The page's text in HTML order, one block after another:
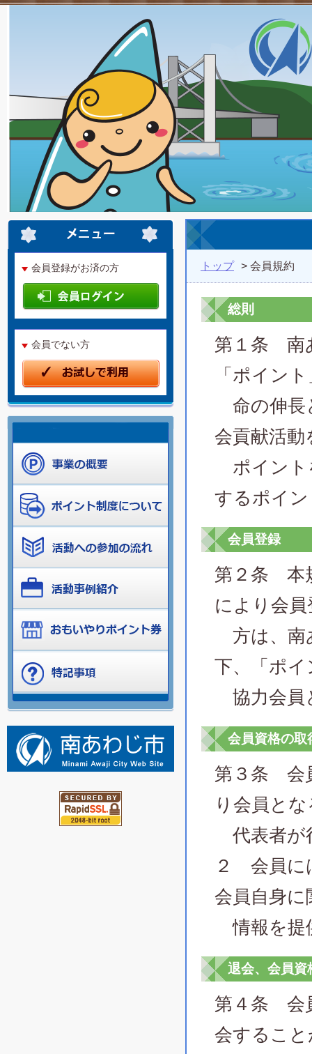
会員登録がお済の方
会員でない方
トップ > 会員規約
総則
第１条 南
「ポイン
命の伸長
会貢献活動
ポイント
するポイ
会員登録
第２条 本
により会
方は、南
下、「ポ
協力会員
会員資格の取
第３条 会
り会員と
代表者が
２ 会員に
会員自身
情報を提
退会、会員資
第４条 会
会するこ